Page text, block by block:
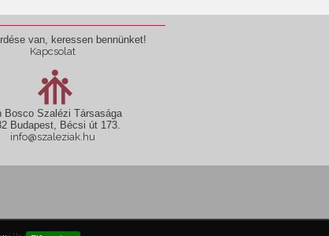
van, keressen bennünket!
Kapcsolat
Bosco Szalézi Társasága
Budapest, Bécsi út 173.
info@szaleziak.hu